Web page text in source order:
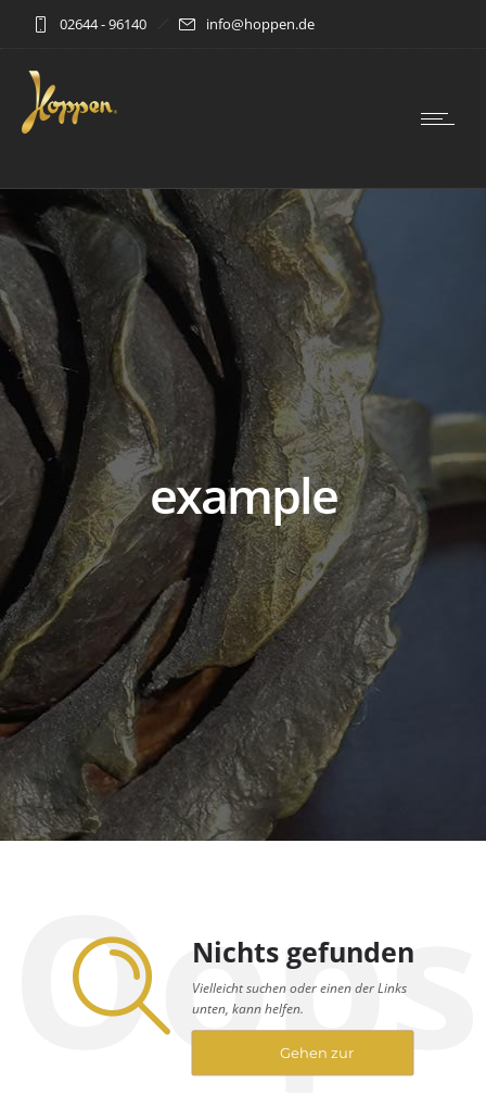
02644 - 96140 info@hoppen.de
example
Oops
Nichts gefunden
Vielleicht suchen oder einen der Links
unten, kann helfen.
Gehen zur